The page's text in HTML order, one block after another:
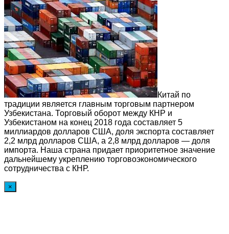
Китай по
традиции является главным торговым партнером
Узбекистана. Торговый оборот между КНР и
Узбекистаном на конец 2018 года составляет 5
миллиардов долларов США, доля экспорта составляет
2,2 млрд долларов США, а 2,8 млрд долларов — доля
импорта. Наша страна придает приоритетное значение
дальнейшему укреплению торговоэкономического
сотрудничества с КНР.
×